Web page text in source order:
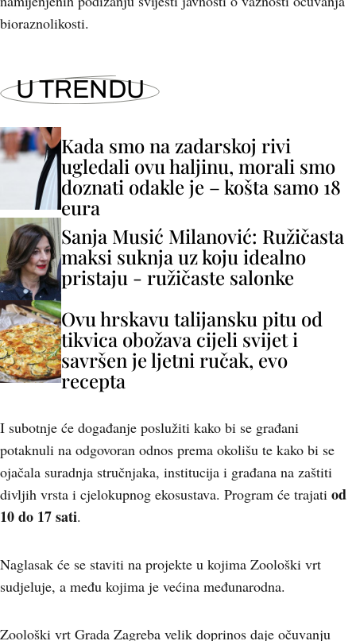
bioraznolikosti.
U TRENDU
Kada smo na zadarskoj rivi
ugledali ovu haljinu, morali smo
doznati odakle je – košta samo 18
eura
Sanja Musić Milanović: Ružičasta
maksi suknja uz koju idealno
pristaju - ružičaste salonke
Ovu hrskavu talijansku pitu od
tikvica obožava cijeli svijet i
savršen je ljetni ručak, evo
recepta
I subotnje će događanje poslužiti kako bi se građani
potaknuli na odgovoran odnos prema okolišu te kako bi se
ojačala suradnja stručnjaka, institucija i građana na zaštiti
divljih vrsta i cjelokupnog ekosustava. Program će trajati od
10 do 17 sati.
Naglasak će se staviti na projekte u kojima Zoološki vrt
sudjeluje, a među kojima je većina međunarodna.
Zoološki vrt Grada Zagreba velik doprinos daje očuvanju